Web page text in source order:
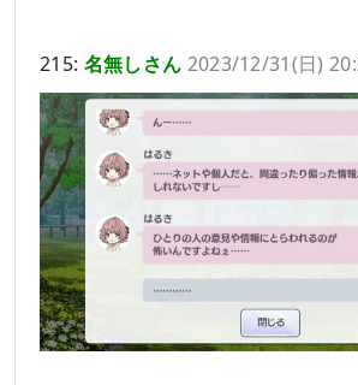
215: 名無しさん 2023/12/31(日)